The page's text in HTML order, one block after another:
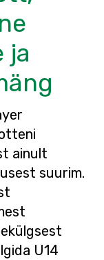
ja
ainult
suurim.
U14